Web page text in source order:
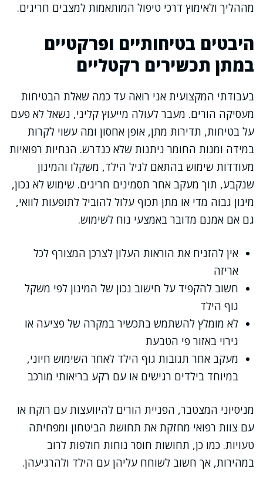
מההליך ולאימוץ דרכי טיפול המותאמות למצבים חריגים.
היבטים בטיחותיים ופרקטיים
במתן תכשירים רקטליים
בעבודתי המקצועית אני רואה עד כמה שאלת הבטיחות
מעסיקה הורים. מעבר לעולה מייעוץ קליני, נשאל לא פעם
על בטיחות, תדירות מתן, אופן אחסון ומה עשוי לקרות
במידה ומנות החומר ניתנות שלא כנדרש. הנחיות רפואיות
מעודדות שימוש בהתאם לגיל הילד, משקלו והמינון
שנקבע, תוך מעקב אחר תסמינים חריגים. שימוש לא נכון,
מינון גבוה מדי או מתן תכוף עלול להוביל לתופעות לוואי,
גם אם אמנם מדובר באמצעי נוח לשימוש.
אין להזניח את הוראות העלון לצרכן המצורף לכל
אריזה
חשוב להקפיד על חישוב נכון של המינון לפי משקל
גוף הילד
לא מומלץ להשתמש בתכשיר במקרה של פציעה או
גירוי באזור פי הטבעת
מעקב אחר תגובות גוף הילד לאחר השימוש חיוני,
במיוחד בילדים רגישים או עם רקע בריאותי מורכב
מניסיוני המצטבר, הפניית הורים להיוועצות עם רוקח או
עם צוות רפואי מחזקת את תחושת הביטחון ומפחיתה
טעויות. כמו כן, תחושות חוסר נוחות חולפות לרוב
במהירות, אך חשוב לשוחח עליהן עם הילד ולהרגיעהן.